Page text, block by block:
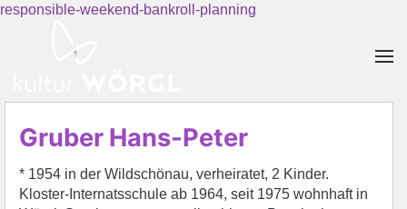
responsible-weekend-bankroll-planning
Gruber Hans-Peter
* 1954 in der Wildschönau, verheiratet, 2 Kinder.
Kloster-Internatsschule ab 1964, seit 1975 wohnhaft in